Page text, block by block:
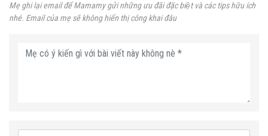
Mẹ ghi lại email để Mamamy gửi những ưu đãi đặc biệt và các tips hữu ích
nhé. Email của mẹ sẽ không hiển thị công khai đâu